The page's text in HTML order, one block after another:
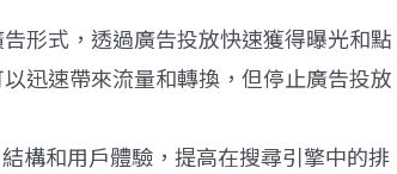
形式，透過廣告投放快速獲得曝光和點
迅速帶來流量和轉換，但停止廣告投放
構和用戶體驗，提高在搜尋引擎中的排